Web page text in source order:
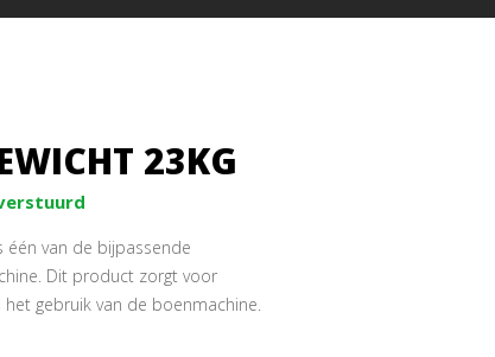
23KG
één van de bijpassende
Dit product zorgt voor
gebruik van de boenmachine.